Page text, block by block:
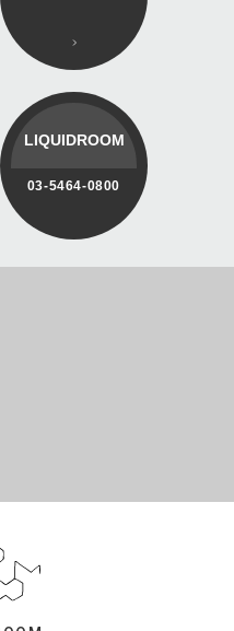
LIQUIDROOM
03-5464-0800